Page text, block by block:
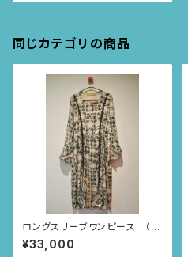
同じカテゴリの商品
ロングスリーブワンピース （ピ
ンクベージュ/スクエアニャンド
ゥティ柄）
¥33,000